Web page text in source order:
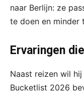
naar Berlijn: ze
te doen en minder
Ervaringen
Naast reizen wil
Bucketlist 2026